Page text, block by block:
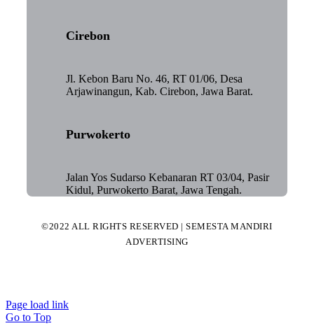
Cirebon
Jl. Kebon Baru No. 46, RT 01/06, Desa
Arjawinangun, Kab. Cirebon, Jawa Barat.
Purwokerto
Jalan Yos Sudarso Kebanaran RT 03/04, Pasir
Kidul, Purwokerto Barat, Jawa Tengah.
©2022 ALL RIGHTS RESERVED | SEMESTA MANDIRI
ADVERTISING
Page load link
Go to Top